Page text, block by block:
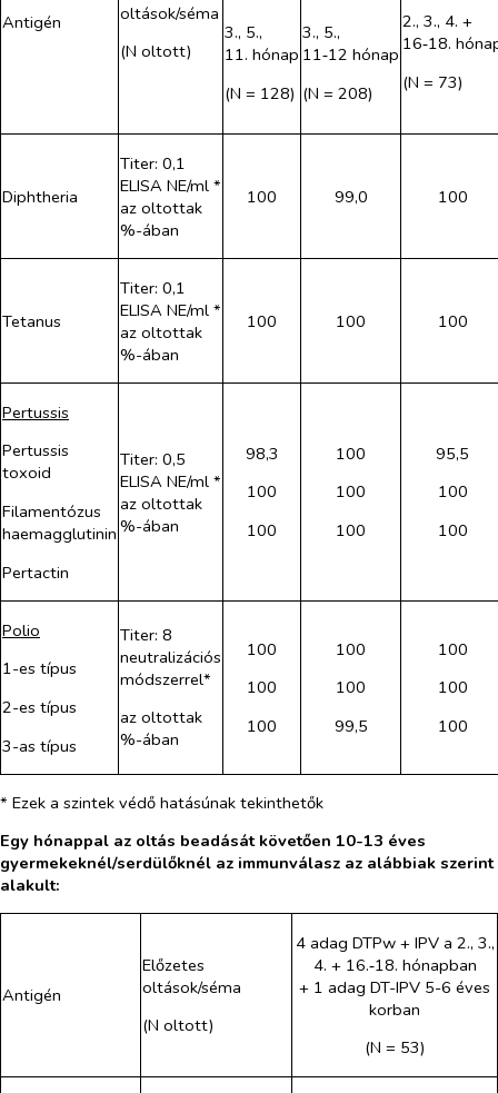
Antigén
oltások/séma
(N oltott)
3., 5.,
11. hónap
(N = 128)
3., 5.,
11‑12 hónap
(N = 208)
2., 3., 4. +
16‑18.
(N = 73)
Diphtheria
Titer: 0,1
ELISA NE/ml *
az oltottak
%-ában
100 99,0 100
Tetanus
Titer: 0,1
ELISA NE/ml *
az oltottak
%-ában
100 100 100
Pertussis
Pertussis
toxoid
Filamentózus
haemagglutinin
Pertactin
Titer: 0,5
ELISA NE/ml *
az oltottak
%-ában
98,3
100
100
100
100
100
95,5
100
100
Polio
1-es típus
2-es típus
3-as típus
Titer: 8
neutralizációs
módszerrel*
az oltottak
%-ában
100
100
100
100
100
99,5
100
100
100
* Ezek a szintek védő hatásúnak tekinthetők
Egy hónappal az oltás beadását követően 10-13 éves
gyermekeknél/serdülőknél az immunválasz az alábbiak szerint
alakult:
Antigén
Előzetes
oltások/séma
(N oltott)
4 adag DTPw + IPV a 2., 3.,
4. + 16.‑18. hónapban
+ 1 adag DT-IPV 5-6 éves
korban
(N = 53)